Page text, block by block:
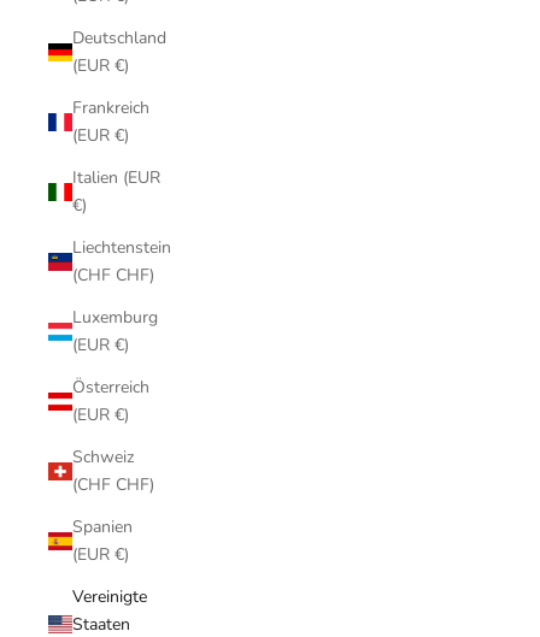
Deutschland
(EUR €)
Frankreich
(EUR €)
Italien (EUR
€)
Liechtenstein
(CHF CHF)
Luxemburg
(EUR €)
Österreich
(EUR €)
Schweiz
(CHF CHF)
Spanien
(EUR €)
Vereinigte
Staaten